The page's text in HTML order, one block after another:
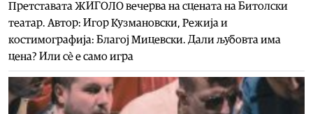
Претставата ЖИГОЛО вечерва на сцената на Битолски
театар. Автор: Игор Кузмановски, Режија и
костимографија: Благој Мицевски. Дали љубовта има
цена? Или сè е само игра